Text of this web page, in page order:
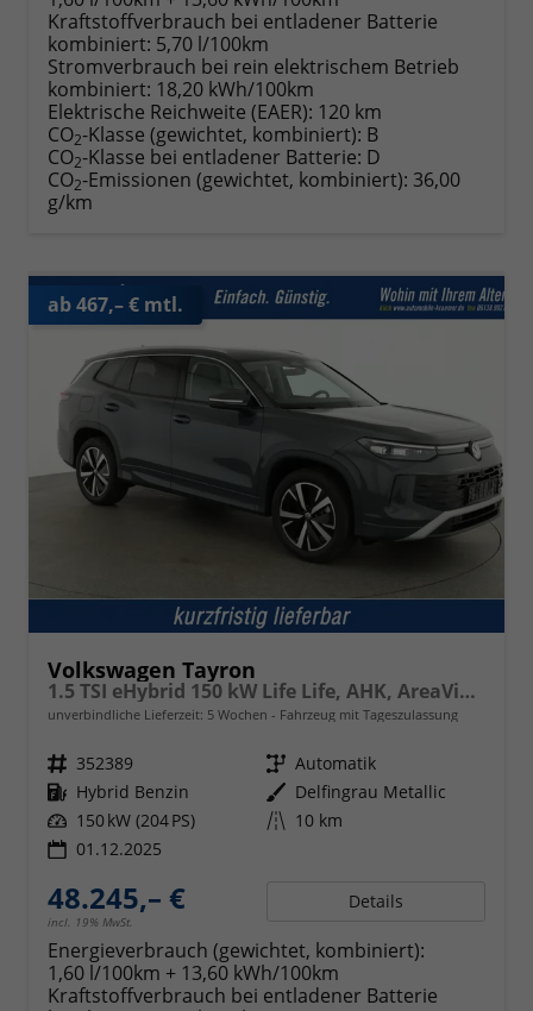
Kraftstoffverbrauch bei entladener Batterie
kombiniert: 5,70 l/100km
Stromverbrauch bei rein elektrischem Betrieb
kombiniert: 18,20 kWh/100km
Elektrische Reichweite (EAER): 120 km
CO2-Klasse (gewichtet, kombiniert): B
CO2-Klasse bei entladener Batterie: D
CO2-Emissionen (gewichtet, kombiniert): 36,00
g/km
ab 467,– € mtl.
Volkswagen Tayron
1.5 TSI eHybrid 150 kW Life Life, AHK, AreaView, Side, Navi, Winter, 5-J. Garantie
unverbindliche Lieferzeit: 5 Wochen Fahrzeug mit Tageszulassung
Fahrzeugnr. 352389 Getriebe Automatik
Kraftstoff Hybrid Benzin Außenfarbe Delfingrau Metallic
Leistung 150 kW (204 PS) Kilometerstand 10 km
01.12.2025
48.245,– €
incl. 19% MwSt.
Details
Energieverbrauch (gewichtet, kombiniert):
1,60 l/100km + 13,60 kWh/100km
Kraftstoffverbrauch bei entladener Batterie